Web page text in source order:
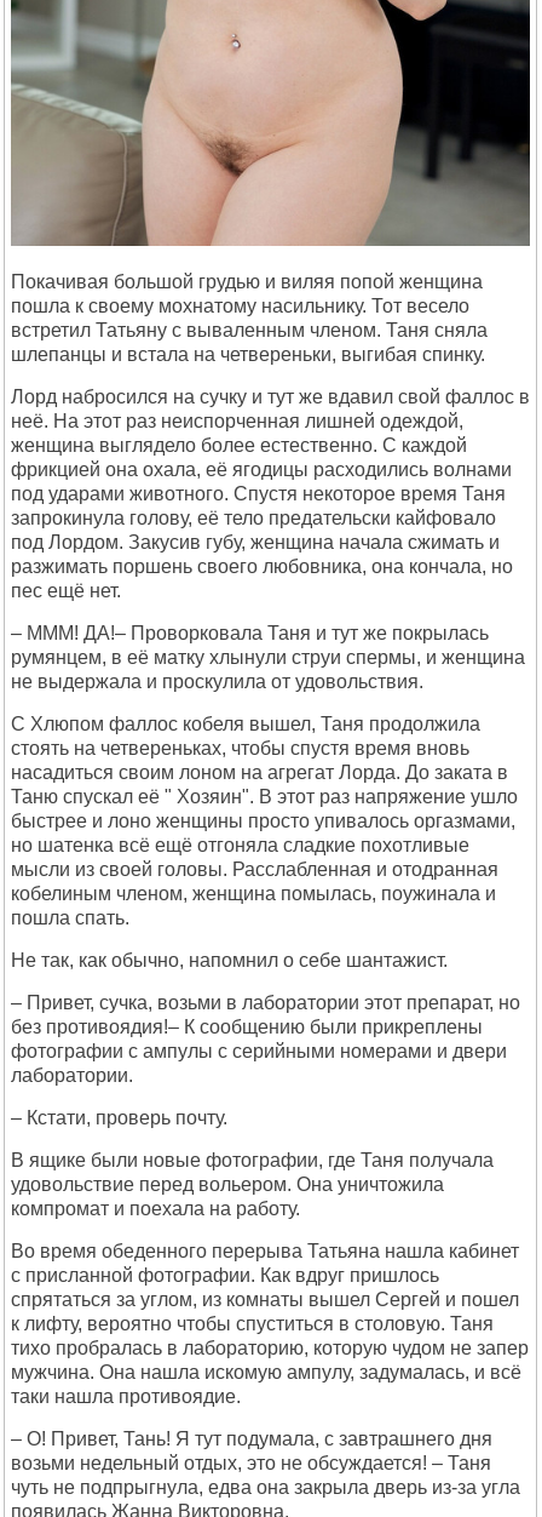
Покачивая большой грудью и виляя попой женщина
пошла к своему мохнатому насильнику. Тот весело
встретил Татьяну с вываленным членом. Таня сняла
шлепанцы и встала на четвереньки, выгибая спинку.
Лорд набросился на сучку и тут же вдавил свой фаллос в
неё. На этот раз неиспорченная лишней одеждой,
женщина выглядело более естественно. С каждой
фрикцией она охала, её ягодицы расходились волнами
под ударами животного. Спустя некоторое время Таня
запрокинула голову, её тело предательски кайфовало
под Лордом. Закусив губу, женщина начала сжимать и
разжимать поршень своего любовника, она кончала, но
пес ещё нет.
– МММ! ДА!– Проворковала Таня и тут же покрылась
румянцем, в её матку хлынули струи спермы, и женщина
не выдержала и проскулила от удовольствия.
С Хлюпом фаллос кобеля вышел, Таня продолжила
стоять на четвереньках, чтобы спустя время вновь
насадиться своим лоном на агрегат Лорда. До заката в
Таню спускал её " Хозяин". В этот раз напряжение ушло
быстрее и лоно женщины просто упивалось оргазмами,
но шатенка всё ещё отгоняла сладкие похотливые
мысли из своей головы. Расслабленная и отодранная
кобелиным членом, женщина помылась, поужинала и
пошла спать.
Не так, как обычно, напомнил о себе шантажист.
– Привет, сучка, возьми в лаборатории этот препарат, но
без противоядия!– К сообщению были прикреплены
фотографии с ампулы с серийными номерами и двери
лаборатории.
– Кстати, проверь почту.
В ящике были новые фотографии, где Таня получала
удовольствие перед вольером. Она уничтожила
компромат и поехала на работу.
Во время обеденного перерыва Татьяна нашла кабинет
с присланной фотографии. Как вдруг пришлось
спрятаться за углом, из комнаты вышел Сергей и пошел
к лифту, вероятно чтобы спуститься в столовую. Таня
тихо пробралась в лабораторию, которую чудом не запер
мужчина. Она нашла искомую ампулу, задумалась, и всё
таки нашла противоядие.
– О! Привет, Тань! Я тут подумала, с завтрашнего дня
возьми недельный отдых, это не обсуждается! – Таня
чуть не подпрыгнула, едва она закрыла дверь из-за угла
появилась Жанна Викторовна.